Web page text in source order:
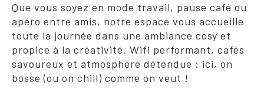
Que vous soyez en mode travail, pause café ou
apéro entre amis, notre espace vous accueille
toute la journée dans une ambiance cosy et
propice à la créativité. Wifi performant, cafés
savoureux et atmosphère détendue : ici, on
bosse (ou on chill) comme on veut !